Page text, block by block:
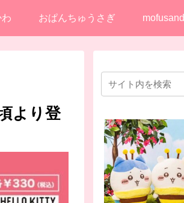
おぱんちゅうさぎ mofusand
より登